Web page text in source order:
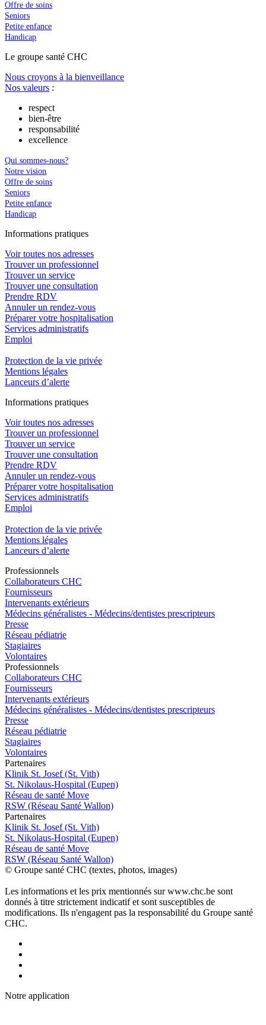
Offre de soins
Seniors
Petite enfance
Handicap
Le groupe santé CHC
Nous croyons à la bienveillance
Nos valeurs :
respect
bien-être
responsabilité
excellence
Qui sommes-nous?
Notre vision
Offre de soins
Seniors
Petite enfance
Handicap
Informations pratiques
Voir toutes nos adresses
Trouver un professionnel
Trouver un service
Trouver une consultation
Prendre RDV
Annuler un rendez-vous
Préparer votre hospitalisation
Services administratifs
Emploi​
Protection de la vie privée
Mentions légales
Lanceurs d’alerte
Informations pratiques
Voir toutes nos adresses
Trouver un professionnel
Trouver un service
Trouver une consultation
Prendre RDV
Annuler un rendez-vous
Préparer votre hospitalisation
Services administratifs
Emploi​
Protection de la vie privée
Mentions légales
Lanceurs d’alerte
Professionnels
Collaborateurs CHC
Fournisseurs
Intervenants extérieurs
Médecins généralistes - Médecins/dentistes prescripteurs
Presse
Réseau pédiatrie
Stagiaires
Volontaires
Professionnels
Collaborateurs CHC
Fournisseurs
Intervenants extérieurs
Médecins généralistes - Médecins/dentistes prescripteurs
Presse
Réseau pédiatrie
Stagiaires
Volontaires
Partenaires
Klinik St. Josef (St. Vith)
St. Nikolaus-Hospital (Eupen)
Réseau de santé Move
RSW (Réseau Santé Wallon)
Partenaires
Klinik St. Josef (St. Vith)
St. Nikolaus-Hospital (Eupen)
Réseau de santé Move
RSW (Réseau Santé Wallon)
© Groupe santé CHC (textes, photos, images)
Les informations et les prix mentionnés sur www.chc.be sont
donnés à titre strictement indicatif et sont susceptibles de
modifications. Ils n'engagent pas la responsabilité du Groupe santé
CHC.
Notre application